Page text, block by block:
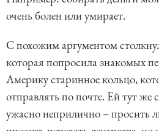
очень болен или умирает.
С похожим аргументом
которая попросила знакомых
Америку старинное кольцо,
отправлять по почте. Ей тут же
ужасно неприлично –